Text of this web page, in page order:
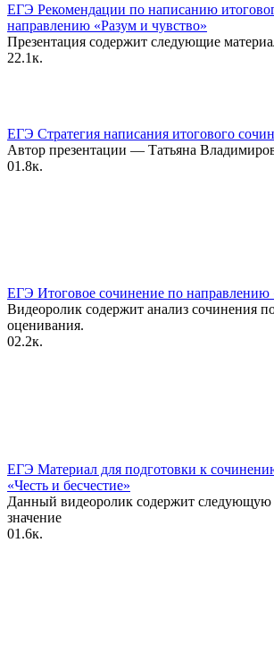
ЕГЭ Рекомендации по написанию
направлению «Разум и чувство»
Презентация содержит следующие
22.1к.
ЕГЭ Стратегия написания итогового
Автор презентации — Татьяна
01.8к.
ЕГЭ Итоговое сочинение по направлению
Видеоролик содержит анализ сочинения
оценивания.
02.2к.
ЕГЭ Материал для подготовки к
«Честь и бесчестие»
Данный видеоролик содержит
значение
01.6к.